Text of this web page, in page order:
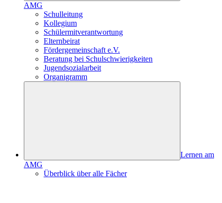
AMG
Schulleitung
Kollegium
Schülermitverantwortung
Elternbeirat
Fördergemeinschaft e.V.
Beratung bei Schulschwierigkeiten
Jugendsozialarbeit
Organigramm
Lernen am
AMG
Überblick über alle Fächer